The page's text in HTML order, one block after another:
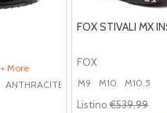
+ More
ANTHRACITE/BLACK/RED BLACK/
FOX STIVALI MX
FOX
M9 M10 M10.5
Listino €539,99